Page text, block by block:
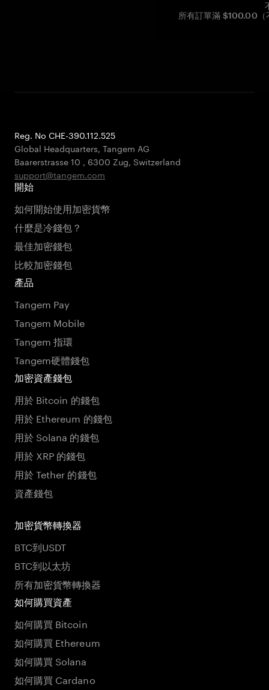
所有訂單滿 $100.00（
Reg. No CHE-390.112.525
Global Headquarters, Tangem AG
Baarerstrasse 10 , 6300 Zug, Switzerland
support@tangem.com
開始
如何開始使用加密貨幣
什麼是冷錢包？
最佳加密錢包
比較加密錢包
產品
Tangem Pay
Tangem Mobile
Tangem 指環
Tangem硬體錢包
加密資產錢包
用於 Bitcoin 的錢包
用於 Ethereum 的錢包
用於 Solana 的錢包
用於 XRP 的錢包
用於 Tether 的錢包
資產錢包
加密貨幣轉換器
BTC到USDT
BTC到以太坊
所有加密貨幣轉換器
如何購買資產
如何購買 Bitcoin
如何購買 Ethereum
如何購買 Solana
如何購買 Cardano